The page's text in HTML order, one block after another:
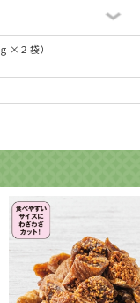
×２袋）